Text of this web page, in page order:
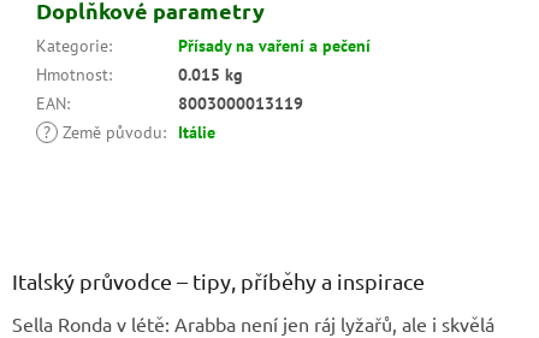
Doplňkové parametry
Kategorie:
Přísady na vaření a pečení
Hmotnost:
0.015 kg
EAN:
8003000013119
? Země původu: Itálie
Italský průvodce – tipy, příběhy a inspirace
Sella Ronda v létě: Arabba není jen ráj lyžařů, ale i skvělá